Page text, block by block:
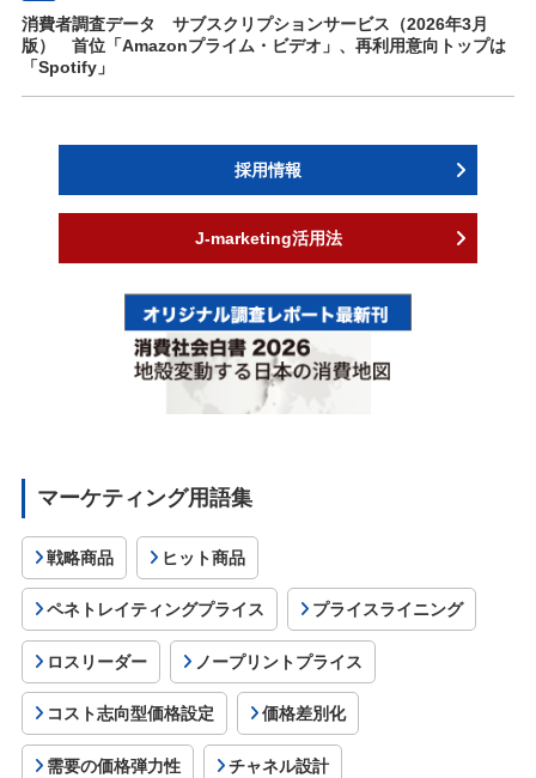
消費者調査データ サブスクリプションサービス（2026年3月
版） 首位「Amazonプライム・ビデオ」、再利用意向トップは
「Spotify」
採用情報
J-marketing活用法
マーケティング用語集
戦略商品 ヒット商品
ペネトレイティングプライス プライスライニング
ロスリーダー ノープリントプライス
コスト志向型価格設定 価格差別化
需要の価格弾力性 チャネル設計